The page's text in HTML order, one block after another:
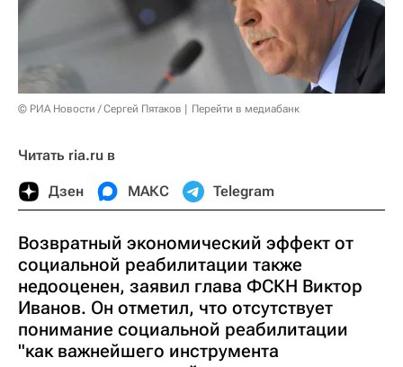
© РИА Новости / Сергей Пятаков Перейти в медиабанк
Читать ria.ru в
Дзен МАКС Telegram
Возвратный экономический эффект от
социальной реабилитации также
недооценен, заявил глава ФСКН Виктор
Иванов. Он отметил, что отсутствует
понимание социальной реабилитации
"как важнейшего инструмента